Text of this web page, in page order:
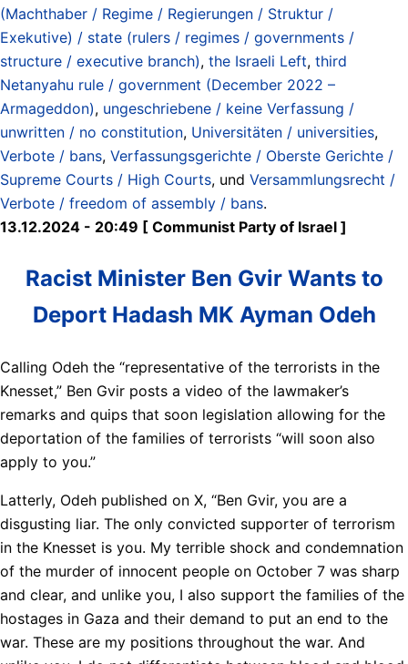
(Machthaber / Regime / Regierungen / Struktur /
Exekutive) / state (rulers / regimes / governments /
structure / executive branch), the Israeli Left, third
Netanyahu rule / government (December 2022 –
Armageddon), ungeschriebene / keine Verfassung /
unwritten / no constitution, Universitäten / universities,
Verbote / bans, Verfassungsgerichte / Oberste Gerichte /
Supreme Courts / High Courts, und Versammlungsrecht /
Verbote / freedom of assembly / bans.
13.12.2024 - 20:49 [ Communist Party of Israel ]
Racist Minister Ben Gvir Wants to
Deport Hadash MK Ayman Odeh
Calling Odeh the “representative of the terrorists in the
Knesset,” Ben Gvir posts a video of the lawmaker’s
remarks and quips that soon legislation allowing for the
deportation of the families of terrorists “will soon also
apply to you.”
Latterly, Odeh published on X, “Ben Gvir, you are a
disgusting liar. The only convicted supporter of terrorism
in the Knesset is you. My terrible shock and condemnation
of the murder of innocent people on October 7 was sharp
and clear, and unlike you, I also support the families of the
hostages in Gaza and their demand to put an end to the
war. These are my positions throughout the war. And